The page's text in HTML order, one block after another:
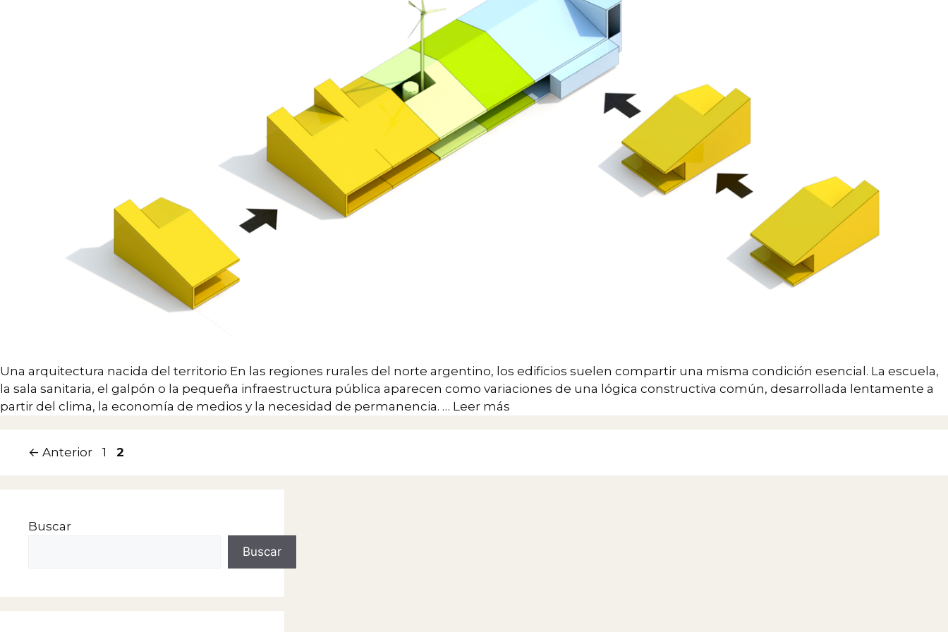
Una arquitectura nacida del territorio En las regiones rurales del norte argentino, los edificios suelen compartir una misma condición esencial. La escuela,
la sala sanitaria, el galpón o la pequeña infraestructura pública aparecen como variaciones de una lógica constructiva común, desarrollada lentamente a
partir del clima, la economía de medios y la necesidad de permanencia. … Leer más
← Anterior Página
1 Página
2
Buscar
Buscar